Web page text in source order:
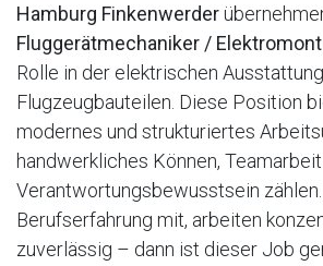
Hamburg Finkenwerder
Fluggerätmechaniker /
Rolle in der elektrischen
Flugzeugbauteilen. Diese Position
modernes und strukturiertes
handwerkliches Können,
Verantwortungsbewusstsein
Berufserfahrung mit, arbeiten
zuverlässig – dann ist dieser Job